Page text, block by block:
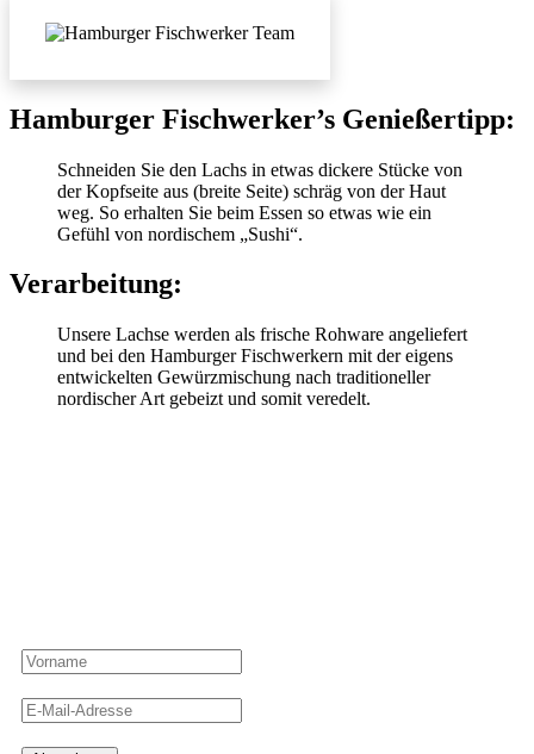
Hamburger Fischwerker’s Genießertipp:
Schneiden Sie den Lachs in etwas dickere Stücke von
der Kopfseite aus (breite Seite) schräg von der Haut
weg. So erhalten Sie beim Essen so etwas wie ein
Gefühl von nordischem „Sushi“.
Verarbeitung:
Unsere Lachse werden als frische Rohware angeliefert
und bei den Hamburger Fischwerkern mit der eigens
entwickelten Gewürzmischung nach traditioneller
nordischer Art gebeizt und somit veredelt.